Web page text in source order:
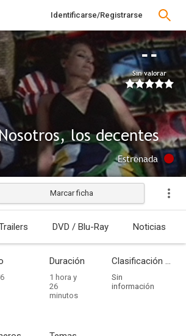
Identificarse/Registrarse
--
Sin valorar
los decentes
Estrenada
Marcar ficha
DVD / Blu-Ray Noticias
Duración
1 hora y
26
minutos
Clasificación por edades
Sin
información